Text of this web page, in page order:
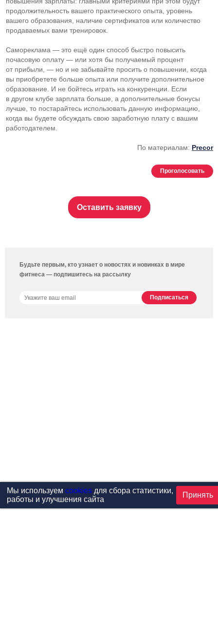
продолжительность вашего практического опыта, уровень
вашего образования, наличие сертификатов или количество
продаваемых вами тренировок.
Самореклама — это ещё один способ быстро повысить
почасовую оплату — или хотя бы получаемый процент
от прибыли, — но и не забывайте просить о повышении, когда
вы приобретете больше опыта или получите дополнительное
образование. И не бойтесь играть на конкуренции. Если
в другом клубе зарплата больше, а дополнительные бонусы
лучше, то постарайтесь использовать данную информацию,
когда вы будете обсуждать свою заработную плату с вашим
работодателем.
По материалам: Precor
Проголосовать
Оставить заявку
Будьте первым, кто узнает о новостях и новинках в мире
фитнеса — подпишитесь на рассылку
Мы используем cookiesдля сбора статистики,
работы и улучшения сайта
Принять